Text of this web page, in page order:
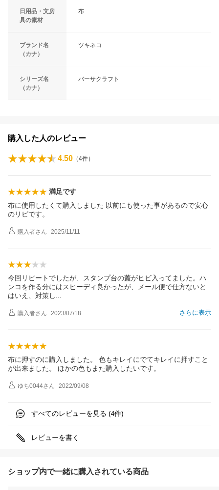
日用品・文房
具の素材
布
ブランド名
（カナ）
ツキネコ
シリーズ名
（カナ）
バーサクラフト
購入した人のレビュー
4.50 （4件）
満足です
布に使用したくて購入しました 以前にも使った事があるので安心
のリピです。
購入者さん 2025/11/11
今回リピートでしたが、スタンプ台の蓋がヒビ入ってました。ハ
ンコを作る分にはスピーディ良かったが、メール便で仕方ないと
はいえ、対策し
さらに表示
購入者さん 2023/07/18
布に押すのに購入しました。 色もキレイにでてキレイに押すこと
が出来ました。 ほかの色もまた購入したいです。
ゆち0044さん 2022/09/08
すべてのレビューを見る (4件)
レビューを書く
ショップ内で一緒に購入されている商品